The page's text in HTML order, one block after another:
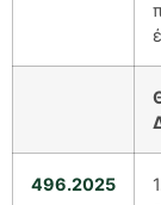
496.2025